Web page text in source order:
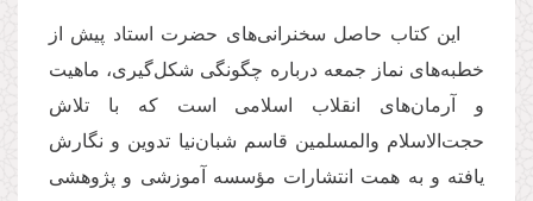
این کتاب حاصل سخنرانی‌های حضرت استاد پیش از
خطبه‌های نماز جمعه درباره چگونگی شکل‌گیری، ماهیت
و آرمان‌های انقلاب اسلامی است که با تلاش
حجت‌الاسلام والمسلمین قاسم شبان‌نیا تدوین و نگارش
یافته و به همت انتشارات مؤسسه آموزشی و پژوهشی